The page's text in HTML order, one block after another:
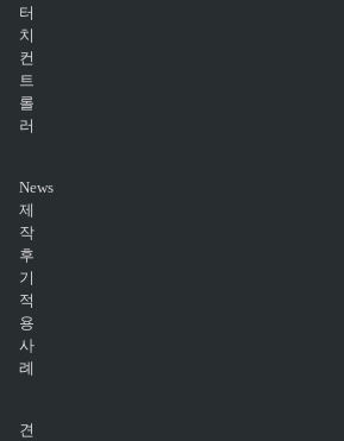
터
치
컨
트
롤
러
News
제
작
후
기
적
용
사
례
견